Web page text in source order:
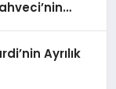
Ayrılık